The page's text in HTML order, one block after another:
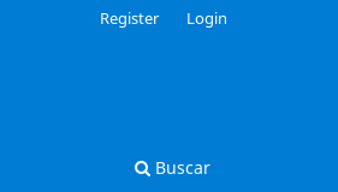
Buscar
Register Login